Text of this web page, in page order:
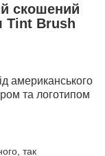
скошений
Tint Brush
американського
та логотипом
так